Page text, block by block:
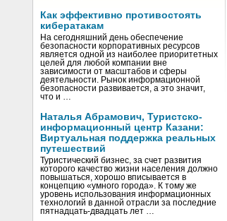
Как эффективно противостоять
кибератакам
На сегодняшний день обеспечение
безопасности корпоративных ресурсов
является одной из наиболее приоритетных
целей для любой компании вне
зависимости от масштабов и сферы
деятельности. Рынок информационной
безопасности развивается, а это значит,
что и …
Наталья Абрамович, Туристско-
информационный центр Казани:
Виртуальная поддержка реальных
путешествий
Туристический бизнес, за счет развития
которого качество жизни населения должно
повышаться, хорошо вписывается в
концепцию «умного города». К тому же
уровень использования информационных
технологий в данной отрасли за последние
пятнадцать-двадцать лет …